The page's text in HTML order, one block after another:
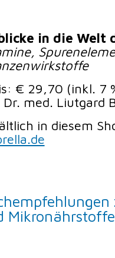
in die Welt
€ 29,70 (inkl. 7
Dr. med. Liutgard
in diesem